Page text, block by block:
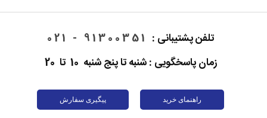
تلفن پشتیبانی : 91300351 - 021
زمان پاسخگویی : شنبه تا پنج شنبه 10 تا 20
راهنمای خرید پیگیری سفارش